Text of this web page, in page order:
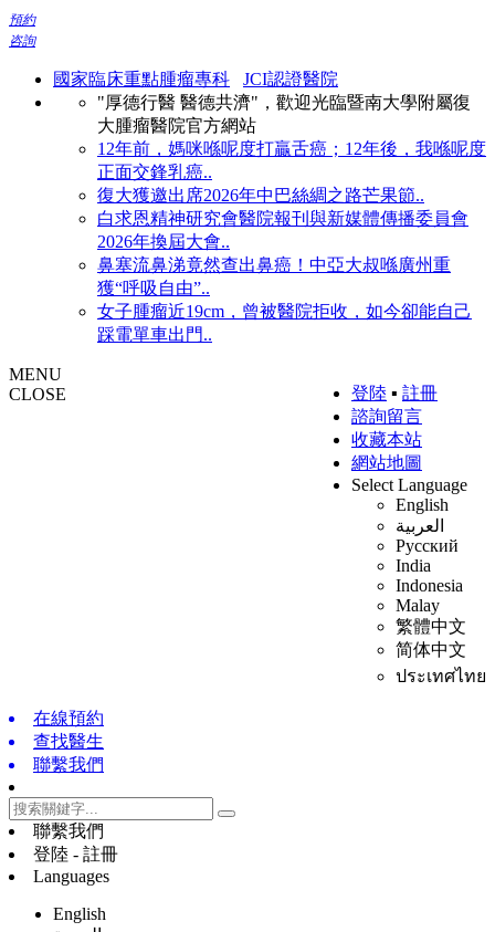
預約
咨詢
國家臨床重點腫瘤專科
JCI認證醫院
"厚德行醫 醫德共濟"，歡迎光臨暨南大學附屬復
大腫瘤醫院官方網站
12年前，媽咪喺呢度打贏舌癌；12年後，我喺呢度
正面交鋒乳癌..
復大獲邀出席2026年中巴絲綢之路芒果節..
白求恩精神研究會醫院報刊與新媒體傳播委員會
2026年換屆大會..
鼻塞流鼻涕竟然查出鼻癌！中亞大叔喺廣州重
獲“呼吸自由”..
女子腫瘤近19cm，曾被醫院拒收，如今卻能自己
踩電單車出門..
登陸 ▪ 註冊
諮詢留言
收藏本站
網站地圖
Select Language
English
العربية
Русский
India
Indonesia
Malay
繁體中文
简体中文
ประเทศไทย
MENU
CLOSE
在線預約
查找醫生
聯繫我們
聯繫我們
登陸 - 註冊
Languages
English